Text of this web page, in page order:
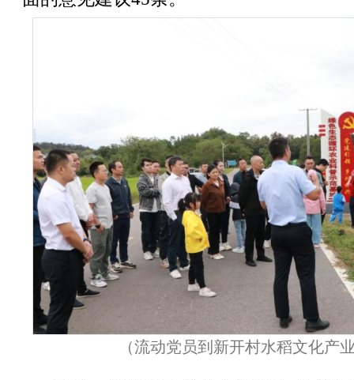
（流动党员到新开村水稻文化产